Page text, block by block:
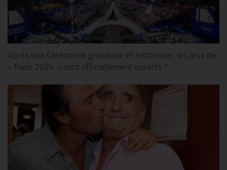
Après une Cérémonie grandiose et historique, les jeux de
« Paris 2024 » sont officiellement ouverts !!